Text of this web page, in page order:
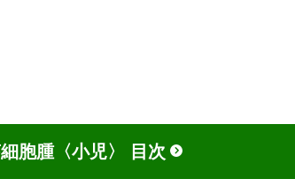
胞腫〈小児〉 目次